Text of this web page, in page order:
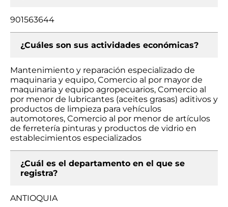
901563644
¿Cuáles son sus actividades económicas?
Mantenimiento y reparación especializado de
maquinaria y equipo, Comercio al por mayor de
maquinaria y equipo agropecuarios, Comercio al
por menor de lubricantes (aceites grasas) aditivos y
productos de limpieza para vehículos
automotores, Comercio al por menor de artículos
de ferretería pinturas y productos de vidrio en
establecimientos especializados
¿Cuál es el departamento en el que se
registra?
ANTIOQUIA